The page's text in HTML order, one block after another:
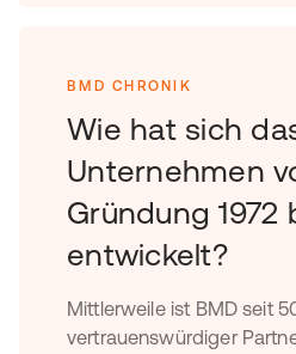
BMD CHRONIK
Wie hat sich
Unternehmen
Gründung 1972
entwickelt?
Mittlerweile ist BMD seit
vertrauenswürdiger